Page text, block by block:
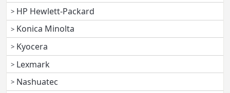
HP Hewlett-Packard
Konica Minolta
Kyocera
Lexmark
Nashuatec